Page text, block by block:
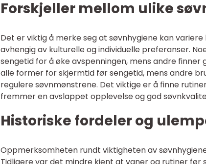
Forskjeller mellom ulike
Det er viktig å merke seg at søvnhygiene kan
avhengig av kulturelle og individuelle preferanser.
sengetid for å øke avspenningen, mens andre finner
alle former for skjermtid før sengetid, mens andre
regulere søvnmønstrene. Det viktige er å finne
fremmer en avslappet opplevelse og god
Historiske fordeler og
Oppmerksomheten rundt viktigheten av